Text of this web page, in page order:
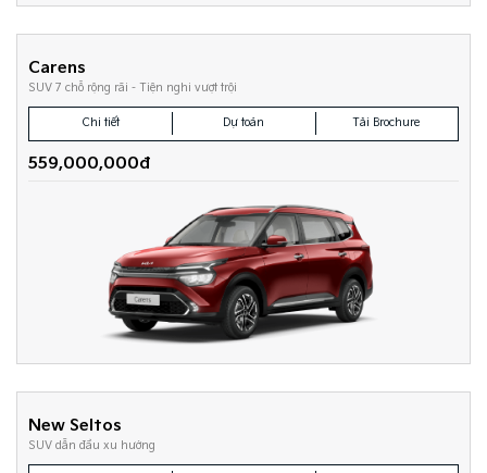
Carens
SUV 7 chỗ rộng rãi - Tiện nghi vượt trội
Chi tiết Dự toán Tải Brochure
559,000,000đ
New Seltos
SUV dẫn đầu xu hướng